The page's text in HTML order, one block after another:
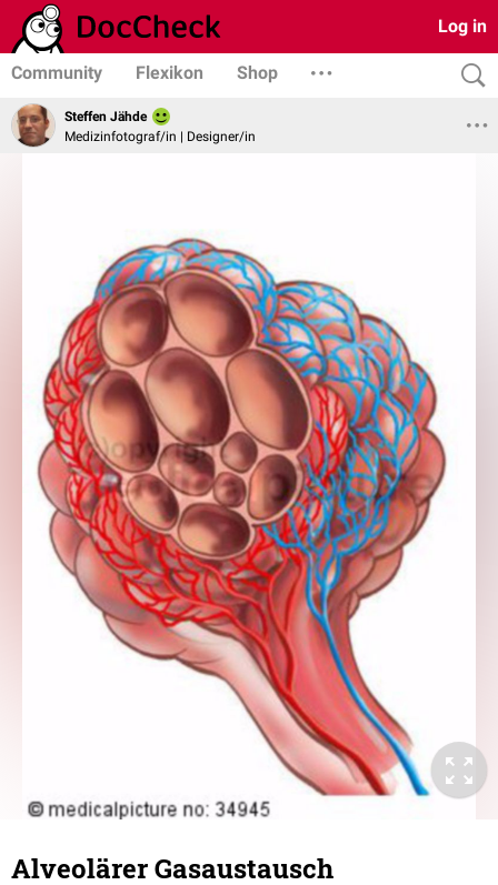
Log in
Community Flexikon Shop
Steffen Jähde
Medizinfotograf/in | Designer/in
Alveolärer Gasaustausch